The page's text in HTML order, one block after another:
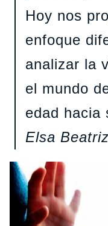
Hoy nos
enfoque
analizar la
el mundo
edad hacia
Elsa